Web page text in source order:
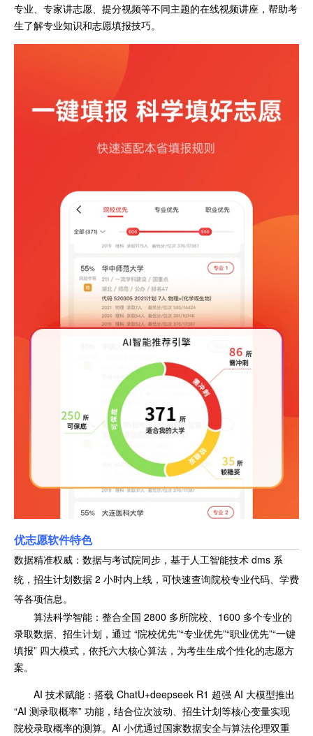
专业、专家讲志愿、提分视频等不同主题的在线视频讲座，帮助考
生了解专业知识和志愿填报技巧。
优志愿软件特色
数据精准权威：数据与考试院同步，基于人工智能技术 dms 系
统，招生计划数据 2 小时内上线，可快速查询院校专业代码、学费
等各项信息。
算法科学智能：整合全国 2800 多所院校、1600 多个专业的
录取数据、招生计划，通过 “院校优先”“专业优先”“职业优先”“一键
填报” 四大模式，依托六大核心算法，为考生生成个性化的志愿方
案。
AI 技术赋能：搭载 ChatU+deepseek R1 超强 AI 大模型推出
“AI 测录取概率” 功能，结合位次波动、招生计划等核心变量实现
院校录取概率的测算。AI 小优通过国家数据安全与算法伦理双重